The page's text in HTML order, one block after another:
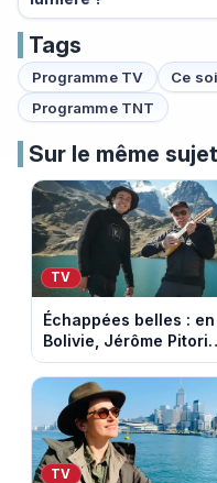
Tags
Programme TV Ce
Programme TNT
Sur le même sujet
TV
Échappées belles : en
Bolivie, Jérôme Pitorin
découvre un pays où
chaque sommet se
mérite
TV